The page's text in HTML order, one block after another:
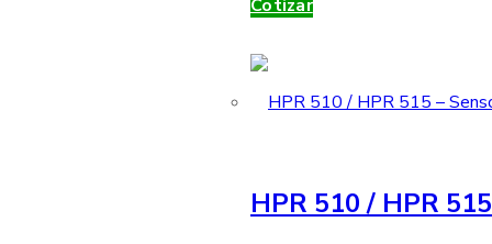
Cotizar
HPR 510 / HPR